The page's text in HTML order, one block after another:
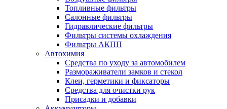
Топливные фильтры
Салонные фильтры
Гидравлические фильтры
Фильтры системы охлаждения
Фильтры АКПП
Автохимия
Средства по уходу за автомобилем
Размораживатели замков и стекол
Клеи, герметики и фиксаторы
Средства для очистки рук
Присадки и добавки